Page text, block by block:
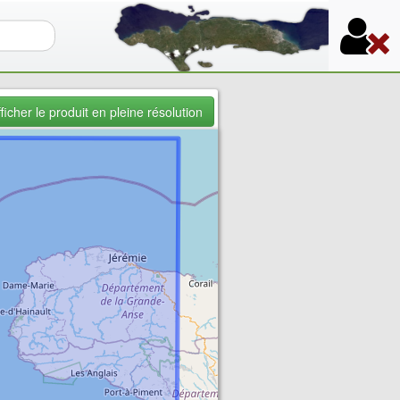
de recherche
le produit en pleine résolution